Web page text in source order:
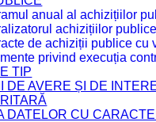
anual al achizițiilor
achizițiilor
de achiziții publice cu
privind execuția
TIP
DE AVERE ȘI DE
DATELOR CU